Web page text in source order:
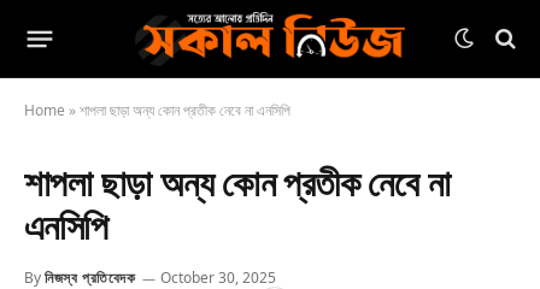
Home »শাপলা ছাড়া অন্য কোন প্রতীক নেবে না এনসিপি
শাপলা ছাড়া অন্য কোন প্রতীক নেবে না
এনসিপি
Byনিজস্ব প্রতিবেদক October 30, 2025